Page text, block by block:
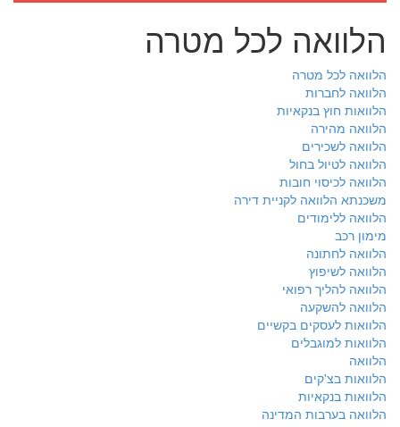
הלוואה לכל מטרה
הלוואה לכל מטרה
הלוואה לחברות
הלוואות חוץ בנקאיות
הלוואה מהירה
הלוואה לשכירים
הלוואה לטיול בחול
הלוואה לכיסוי חובות
משכנתא הלוואה לקניית דירה
הלוואה ללימודים
מימון רכב
הלוואה לחתונה
הלוואה לשיפוץ
הלוואה להליך רפואי
הלוואה להשקעה
הלוואות לעסקים בקשיים
הלוואות למוגבלים
הלוואה
הלוואות בצ'קים
הלוואות בנקאיות
הלוואה בערבות המדינה